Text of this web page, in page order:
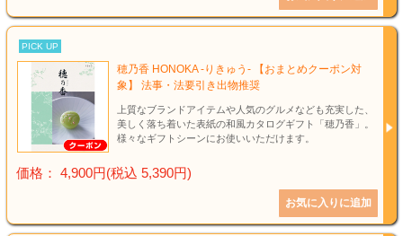
プレゼント
長寿のお祝い
各種記念品
カタログ
その他
PICK UP
穂乃香 HONOKA -りきゅう- 【おまとめクーポン対
象】 法事・法要引き出物推奨
上質なブランドアイテムや人気のグルメなども充実した、
美しく落ち着いた表紙の和風カタログギフト「穂乃香」。
様々なギフトシーンにお使いいただけます。
価格： 4,900円(税込 5,390円)